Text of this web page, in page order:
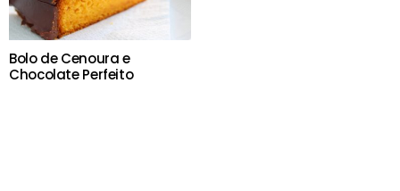
Bolo de Cenoura e
Chocolate Perfeito